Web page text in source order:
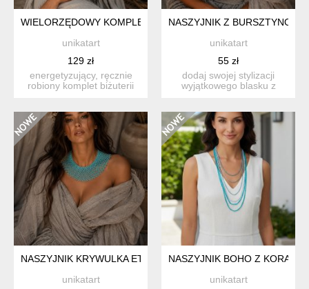
WIELORZĘDOWY KOMPLET BIŻUTERII Z KORALIKÓW -
unikatart
129 zł
energetyzujący, ręcznie
robiony komplet biżuterii
NASZYJNIK Z
unikatart
55 zł
dodaj swojej stylizacji
wyjątkowego blasku z
NASZYJNIK KRYWULKA ETNO TURKUSOWE KORALE
unikatart
NASZYJNIK BOHO Z
unikatart